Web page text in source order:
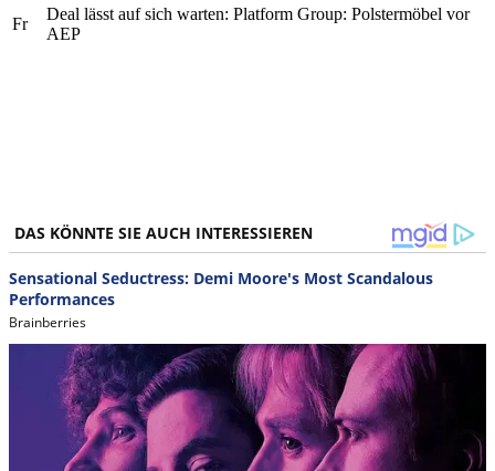
Fr
Deal lässt auf sich warten: Platform Group: Polstermöbel vor
AEP